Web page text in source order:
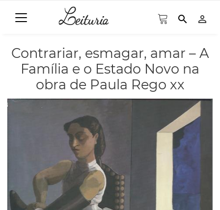
search person_outline
Contrariar, esmagar, amar – A
Família e o Estado Novo na
obra de Paula Rego xx